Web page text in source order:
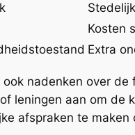
Kosten
Extra
nadenken over
leningen aan om de
afspraken te